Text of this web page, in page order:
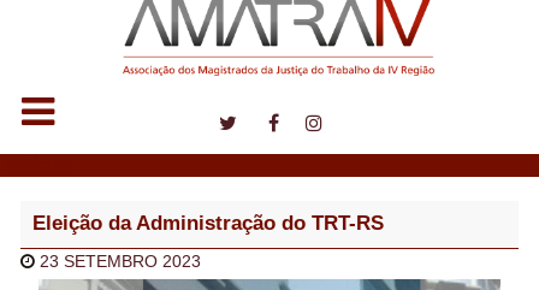
Eleição da Administração do TRT-RS
23 SETEMBRO 2023